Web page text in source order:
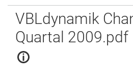
Zurück
VBLdynamik
Quartal 2009.pdf